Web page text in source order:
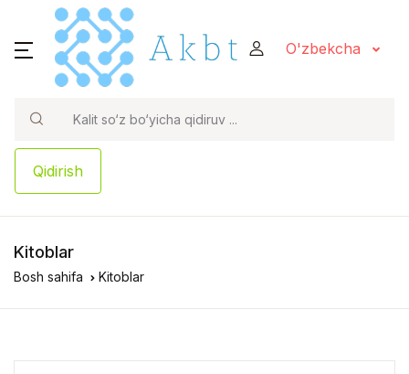
O'zbekcha
Qidirish
Kitoblar
Bosh sahifa Kitoblar